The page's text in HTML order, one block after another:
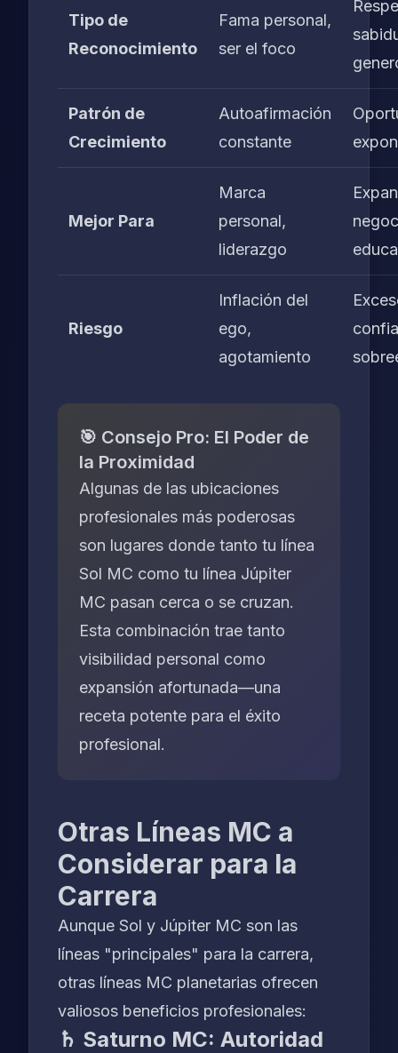
Tipo de
Reconocimiento
Fama personal,
ser el foco
Patrón de
Crecimiento
Autoafirmación
constante
Mejor Para
Marca
personal,
liderazgo
Riesgo
Inflación del
ego,
agotamiento
🎯 Consejo Pro: El Poder de
la Proximidad
Algunas de las ubicaciones
profesionales más poderosas
son lugares donde tanto tu línea
Sol MC como tu línea Júpiter
MC pasan cerca o se cruzan.
Esta combinación trae tanto
visibilidad personal como
expansión afortunada—una
receta potente para el éxito
profesional.
Otras Líneas MC a
Considerar para la
Carrera
Aunque Sol y Júpiter MC son las
líneas "principales" para la carrera,
otras líneas MC planetarias ofrecen
valiosos beneficios profesionales:
♄ Saturno MC: Autoridad